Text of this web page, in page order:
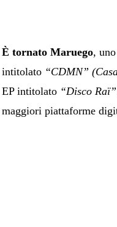
È tornato Maruego,
intitolato “CDMN”
EP intitolato “Disco Raï”
maggiori piattaforme